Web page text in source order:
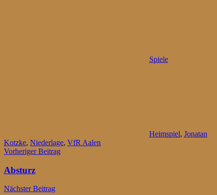
Spiele
Heimspiel, Jonatan
Kotzke, Niederlage, VfR Aalen
Beitragsnavigation
Vorheriger Beitrag
Absturz
Nächster Beitrag